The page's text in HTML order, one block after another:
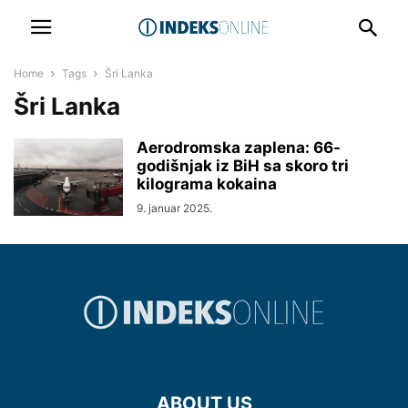
Home Tags Šri Lanka
Šri Lanka
Aerodromska zaplena: 66-
godišnjak iz BiH sa skoro tri
kilograma kokaina
9. januar 2025.
ABOUT US